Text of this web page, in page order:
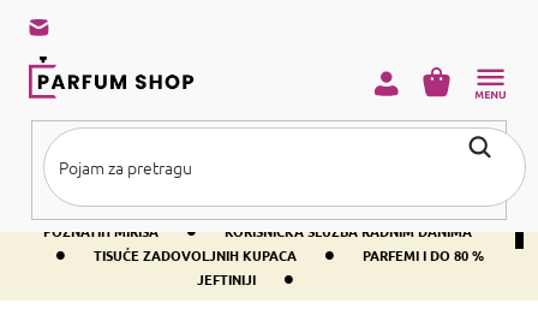
sadržaj
BESPLATNA DOSTAVA IZNAD PRIBLIŽNO 37 € •
400+ SVJETSKI
POZNATIH MIRISA
• KORISNIČKA SLUŽBA RADNIM DANIMA
• TISUĆE ZADOVOLJNIH KUPACA •
PARFEMI I DO 80 %
JEFTINIJI
•
KOŠARICA